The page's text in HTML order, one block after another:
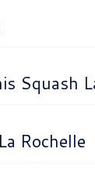
Squash
Rochelle